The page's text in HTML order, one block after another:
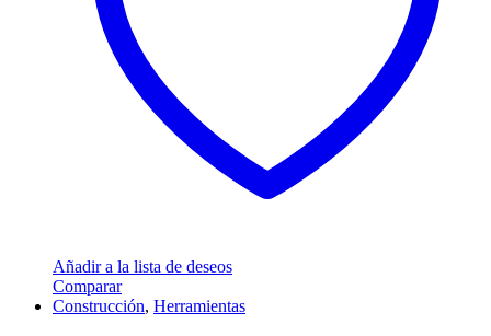
Añadir a la lista de deseos
Comparar
Construcción, Herramientas